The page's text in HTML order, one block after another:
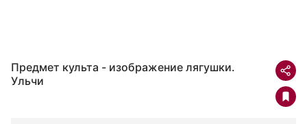
Предмет культа - изображение лягушки.
Ульчи